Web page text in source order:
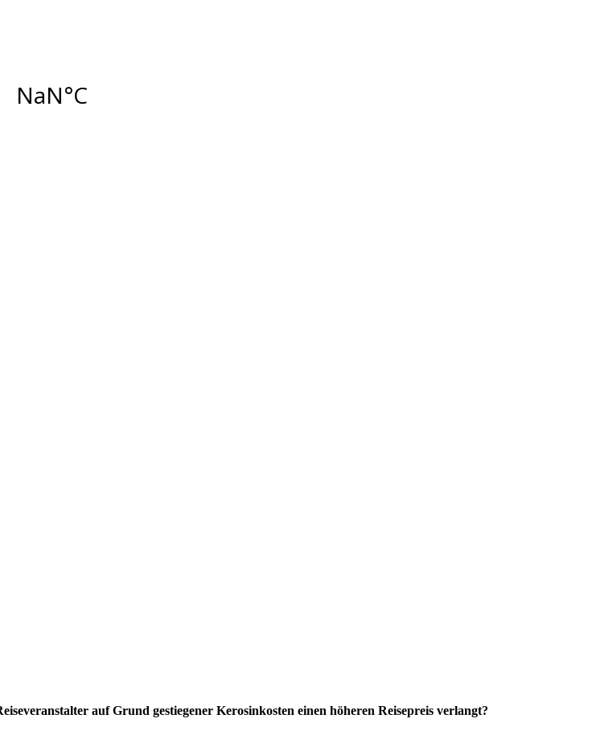
auf Grund gestiegener Kerosinkosten einen höheren Reisepreis verlangt?